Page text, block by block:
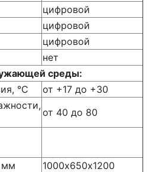
цифровой
цифровой
цифровой
нет
среды:
°C
от +17 до +30
от 40 до 80
мм
1000х650х1200